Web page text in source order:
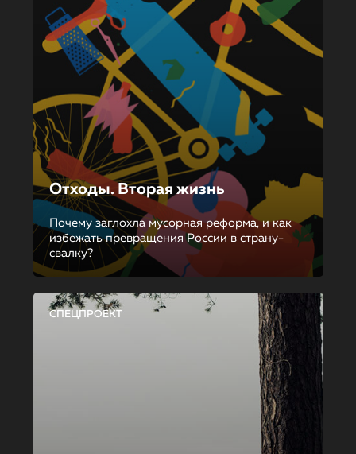
Отходы. Вторая жизнь
Почему заглохла мусорная реформа, и как
избежать превращения России в страну-
свалку?
СПЕЦПРОЕКТ